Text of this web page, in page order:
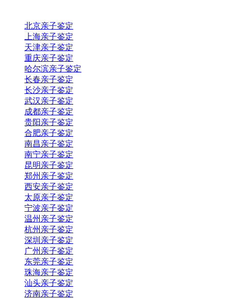
北京亲子鉴定
上海亲子鉴定
天津亲子鉴定
重庆亲子鉴定
哈尔滨亲子鉴定
长春亲子鉴定
长沙亲子鉴定
武汉亲子鉴定
成都亲子鉴定
贵阳亲子鉴定
合肥亲子鉴定
南昌亲子鉴定
南宁亲子鉴定
昆明亲子鉴定
郑州亲子鉴定
西安亲子鉴定
太原亲子鉴定
宁波亲子鉴定
温州亲子鉴定
杭州亲子鉴定
深圳亲子鉴定
广州亲子鉴定
东莞亲子鉴定
珠海亲子鉴定
汕头亲子鉴定
济南亲子鉴定